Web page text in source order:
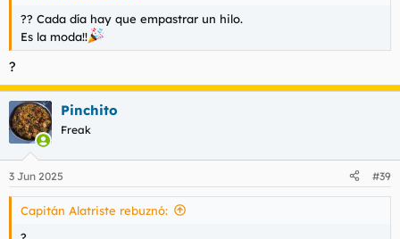
?? Cada día hay que empastrar un hilo.
Es la moda!!
?
Pinchito
Freak
3 Jun 2025 #39
Capitán Alatriste rebuznó: